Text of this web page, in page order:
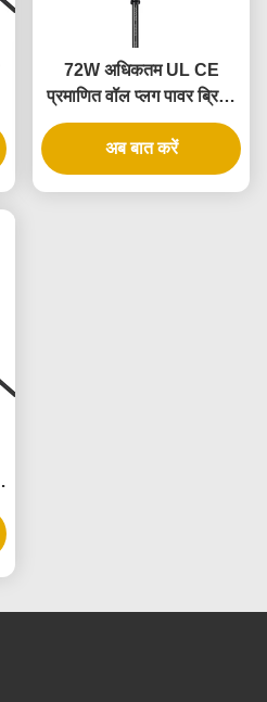
72W अधिकतम UL CE
प्रमाणित वॉल प्लग पावर ब्रिक,
3 साल की वारंटी के साथ
अब बात करें